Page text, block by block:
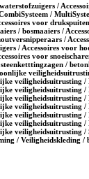
/
/
voor
/ bosmaaiers /
/
/ Accessoires voor
voor
/
veiligheidsuitrusting /
veiligheidsuitrusting /
veiligheidsuitrusting /
veiligheidsuitrusting /
veiligheidsuitrusting /
veiligheidsuitrusting /
veiligheidsuitrusting /
/ Veiligheidskleding /